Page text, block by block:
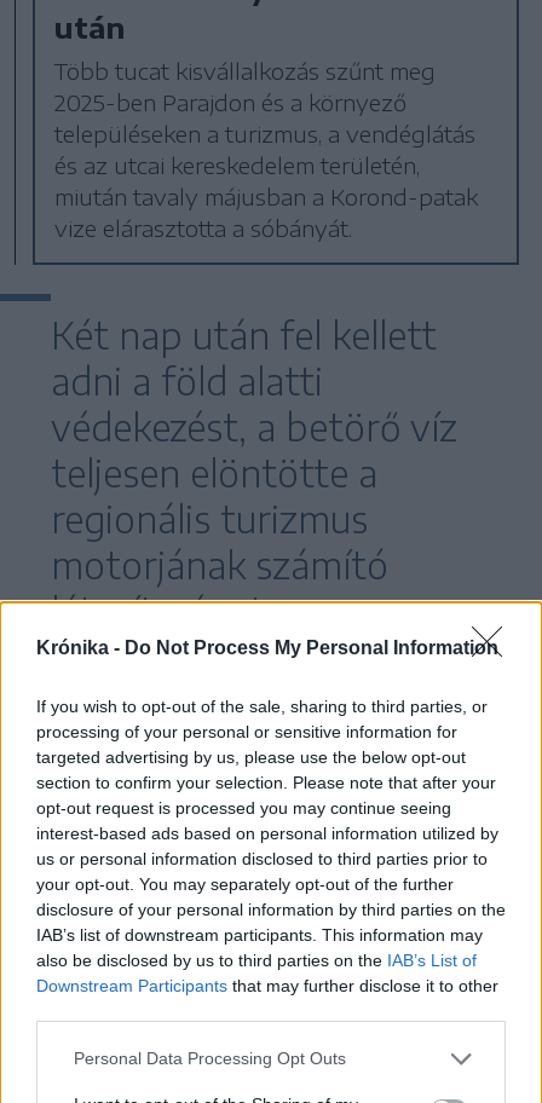
Krónika - Do Not Process My Personal Information
If you wish to opt-out of the sale, sharing to third parties, or
processing of your personal or sensitive information for
targeted advertising by us, please use the below opt-out
section to confirm your selection. Please note that after your
opt-out request is processed you may continue seeing
interest-based ads based on personal information utilized by
us or personal information disclosed to third parties prior to
your opt-out. You may separately opt-out of the further
disclosure of your personal information by third parties on the
IAB’s list of downstream participants. This information may
also be disclosed by us to third parties on the IAB’s List of
Downstream Participants that may further disclose it to other
Personal Data Processing Opt Outs
után
Több tucat kisvállalkozás szűnt meg
2025-ben Parajdon és a környező
településeken a turizmus, a vendéglátás
és az utcai kereskedelem területén,
miután tavaly májusban a Korond-patak
vize elárasztotta a sóbányát.
Két nap után fel kellett
adni a föld alatti
védekezést, a betörő víz
teljesen elöntötte a
regionális turizmus
motorjának számító
létesítményt.
Az évforduló kapcsán készített riportjában a
román Recorder oknyomozó portál
rámutatott: miközben a bánya elárasztása
nyomán a helyi gazdaság összeomlott, a
katasztrófa felelősét egy évvel a tragédia
után sem nevezték meg, és a bányát
működtető Országos Sóipari Társaság
(Salrom) is a javasolt sürgősségi
munkálatoknak csak a felét végezte el.
A portál Gerhard Winters holland hidrológust is
megszólaltatta, aki az Európai Unió